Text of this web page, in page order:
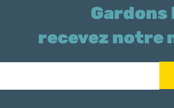
recevez notre